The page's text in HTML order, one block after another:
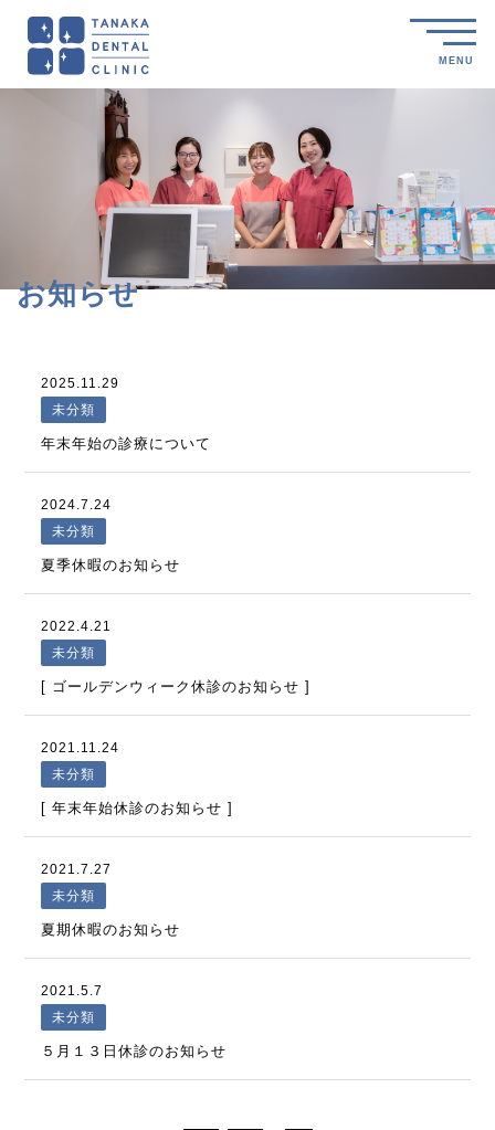
MENU
お知らせ
2025.11.29
未分類
年末年始の診療について
2024.7.24
未分類
夏季休暇のお知らせ
2022.4.21
未分類
[ ゴールデンウィーク休診のお知らせ ]
2021.11.24
未分類
[ 年末年始休診のお知らせ ]
2021.7.27
未分類
夏期休暇のお知らせ
2021.5.7
未分類
５月１３日休診のお知らせ